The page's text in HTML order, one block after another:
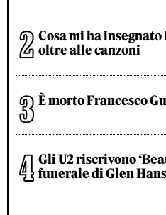
Cosa mi ha
oltre alle canzoni
È morto Francesco
Gli U2 riscrivono
funerale di Glen